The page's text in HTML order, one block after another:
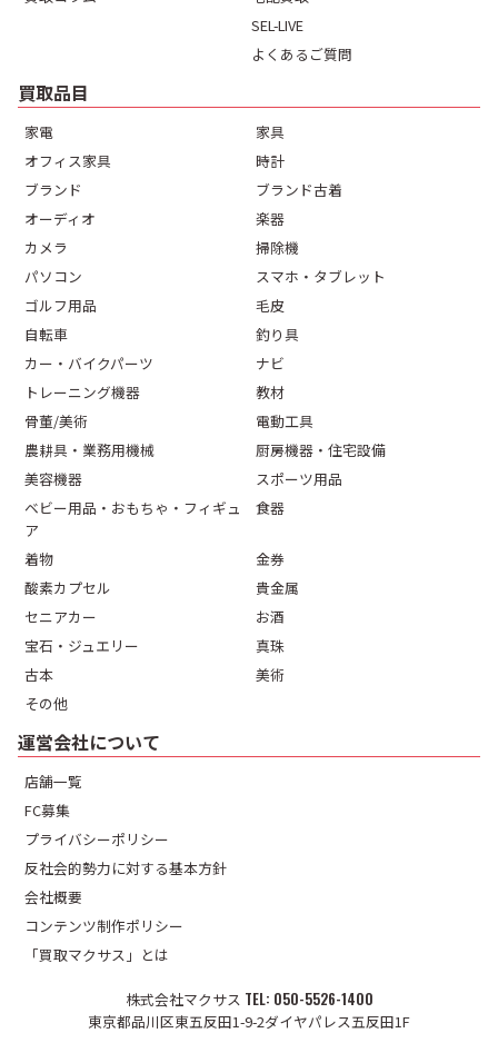
SEL-LIVE
よくあるご質問
買取品目
家電
家具
オフィス家具
時計
ブランド
ブランド古着
オーディオ
楽器
カメラ
掃除機
パソコン
スマホ・タブレット
ゴルフ用品
毛皮
自転車
釣り具
カー・バイクパーツ
ナビ
トレーニング機器
教材
骨董/美術
電動工具
農耕具・業務用機械
厨房機器・住宅設備
美容機器
スポーツ用品
ベビー用品・おもちゃ・フィギュ
ア
食器
着物
金券
酸素カプセル
貴金属
セニアカー
お酒
宝石・ジュエリー
真珠
古本
美術
その他
運営会社について
店舗一覧
FC募集
プライバシーポリシー
反社会的勢力に対する基本方針
会社概要
コンテンツ制作ポリシー
「買取マクサス」とは
株式会社マクサス
050-5526-1400
東京都品川区東五反田1-9-2ダイヤパレス五反田1F